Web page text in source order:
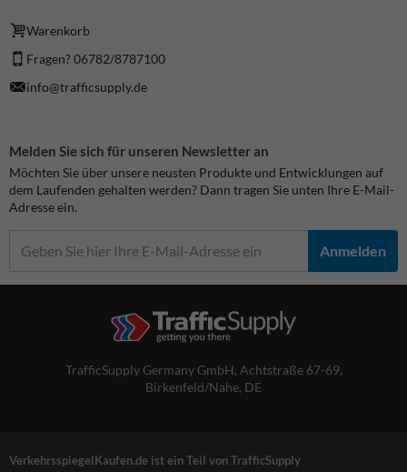
Warenkorb
Fragen? 06782/8787100
info@trafficsupply.de
Melden Sie sich für unseren Newsletter an
Möchten Sie über unsere neusten Produkte und Entwicklungen auf
dem Laufenden gehalten werden? Dann tragen Sie unten Ihre E-Mail-
Adresse ein.
Anmelden
TrafficSupply Germany GmbH, Achtstraße 67-69,
Birkenfeld/Nahe, DE
VerkehrsspiegelKaufen.de ist ein Teil von TrafficSupply